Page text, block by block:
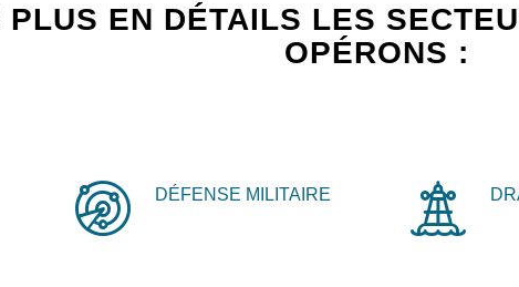
PLUS EN DÉTAILS LES
OPÉRONS :
DÉFENSE MILITAIRE